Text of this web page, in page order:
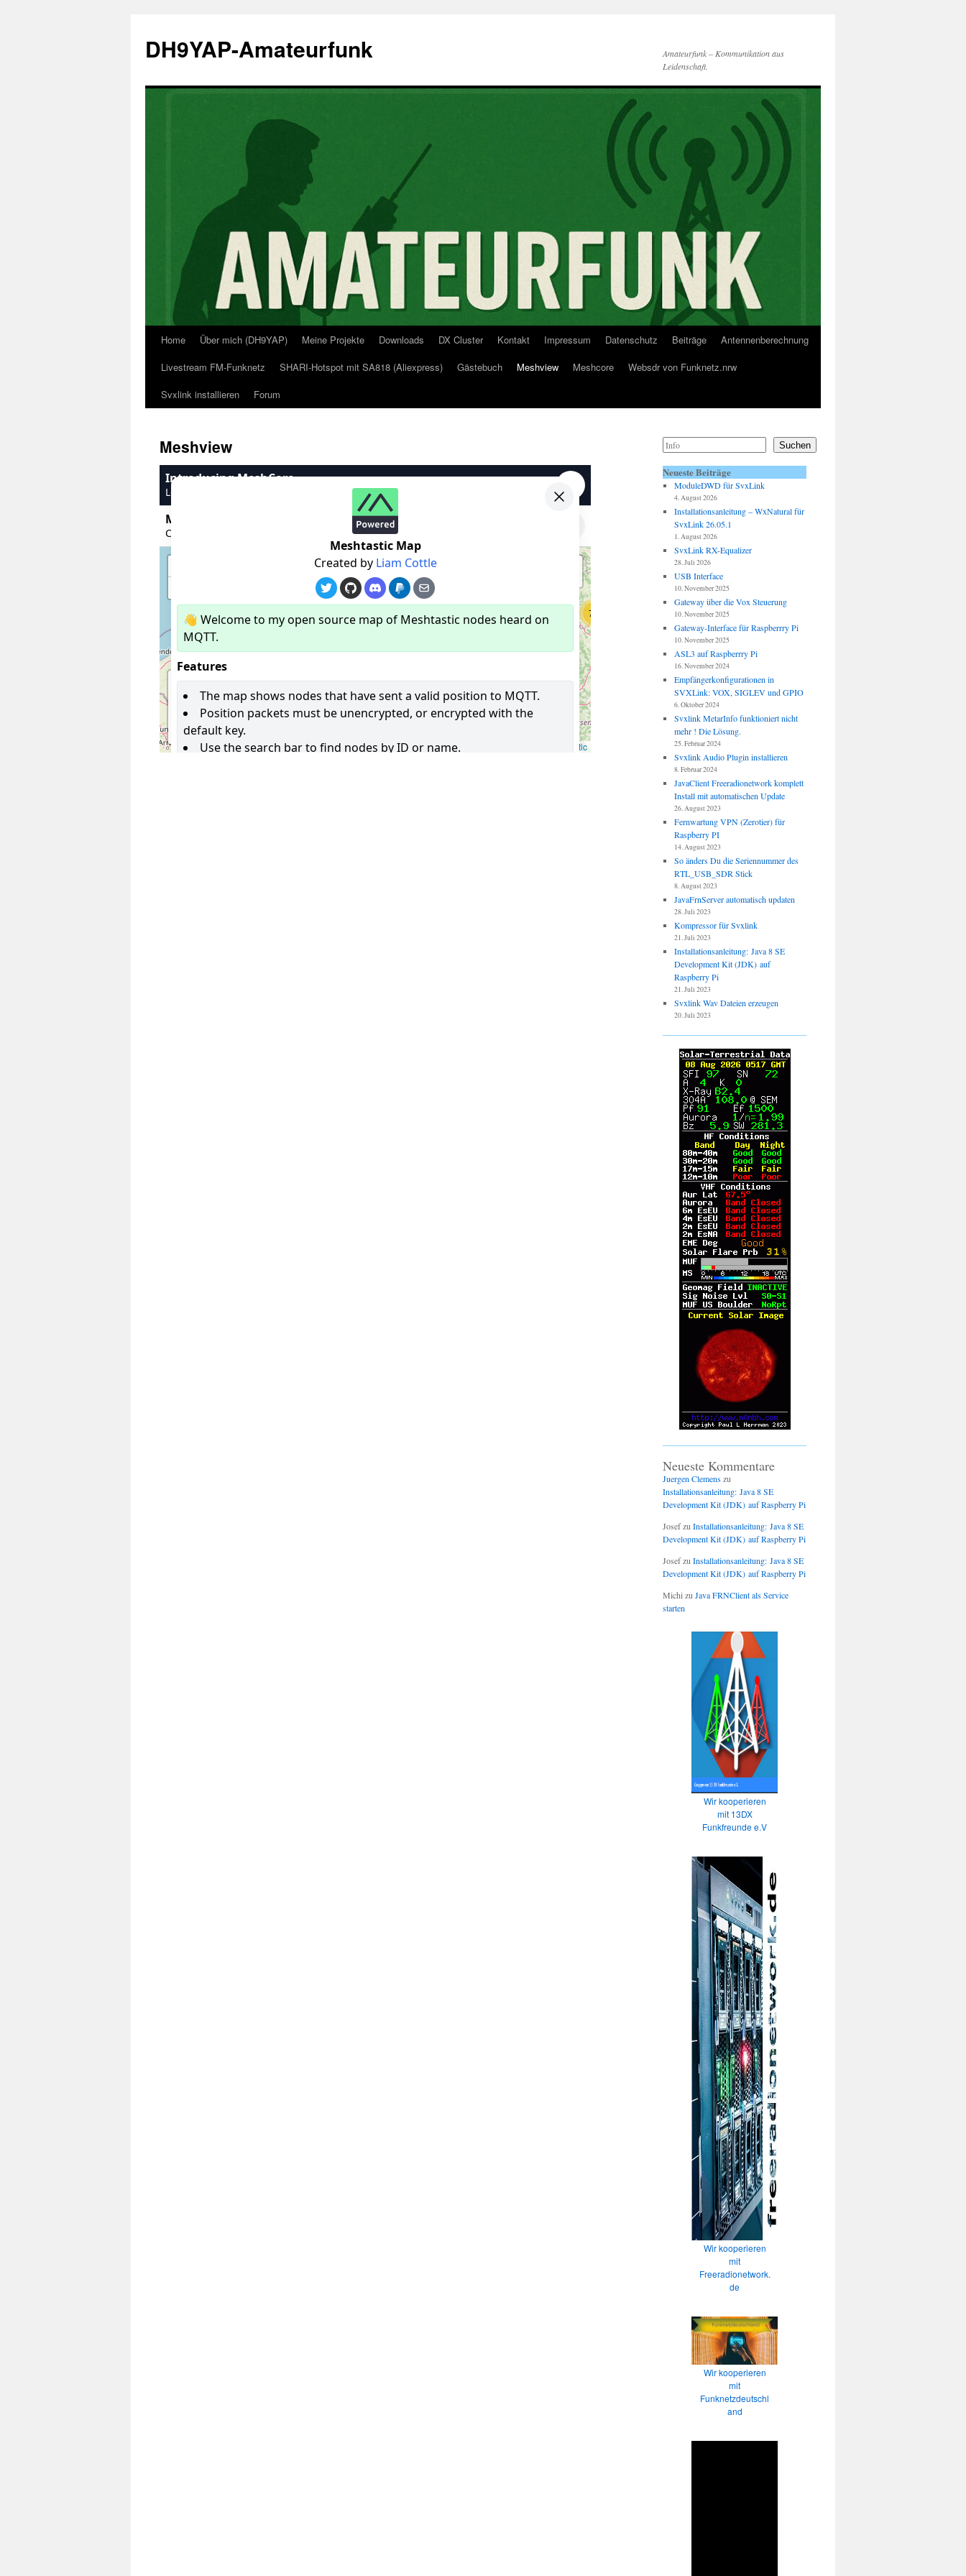
springen
DH9YAP-Amateurfunk
Amateurfunk – Kommunikation aus
Leidenschaft.
Home Über mich (DH9YAP) Meine Projekte Downloads DX Cluster Kontakt Impressum Datenschutz Beiträge
Antennenberechnung
Livestream FM-Funknetz
SHARI-Hotspot mit SA818 (Aliexpress) Gästebuch Meshview Meshcore
Websdr von Funknetz.nrw
Svxlink installieren
Forum
Meshview Suchen
Neueste Beiträge
ModuleDWD für SvxLink
4. August 2026
Installationsanleitung – WxNatural für
SvxLink 26.05.1
1. August 2026
SvxLink RX-Equalizer
28. Juli 2026
USB Interface
10. November 2025
Gateway über die Vox Steuerung
10. November 2025
Gateway-Interface für Raspberrry Pi
10. November 2025
ASL3 auf Raspberrry Pi
16. November 2024
Empfängerkonfigurationen in
SVXLink: VOX, SIGLEV und GPIO
6. Oktober 2024
Svxlink MetarInfo funktioniert nicht
mehr ! Die Lösung.
25. Februar 2024
Svxlink Audio Plugin installieren
8. Februar 2024
JavaClient Freeradionetwork komplett
Install mit automatischen Update
26. August 2023
Fernwartung VPN (Zerotier) für
Raspberry PI
14. August 2023
So änders Du die Seriennummer des
RTL_USB_SDR Stick
8. August 2023
JavaFrnServer automatisch updaten
28. Juli 2023
Kompressor für Svxlink
21. Juli 2023
Installationsanleitung: Java 8 SE
Development Kit (JDK) auf
Raspberry Pi
21. Juli 2023
Svxlink Wav Dateien erzeugen
20. Juli 2023
Neueste Kommentare
Juergen Clemenszu
Installationsanleitung: Java 8 SE
Development Kit (JDK) auf Raspberry Pi
Josefzu Installationsanleitung: Java 8 SE
Development Kit (JDK) auf Raspberry Pi
Josefzu Installationsanleitung: Java 8 SE
Development Kit (JDK) auf Raspberry Pi
Michi zu Java FRNClient als Service
starten
Wir kooperieren
mit 13DX
Funkfreunde e.V
Wir kooperieren
mit
Freeradionetwork.
de
Wir kooperieren
mit
Funknetzdeutschl
and